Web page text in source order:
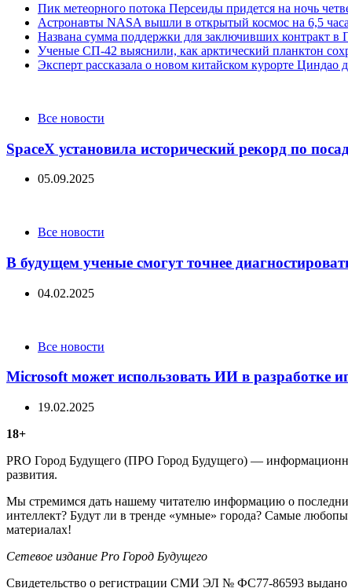
Пик метеорного потока Персеиды придется на ночь
Астронавты NASA вышли в открытый космос на 6,5
Названа сумма поддержки для заключивших контракт в
Ученые СП-42 выяснили, как арктический планктон
Эксперт рассказала о новом китайском курорте Циндао
CategoriesВсе новости
SpaceX установила исторический рекорд по
05.09.2025
CategoriesВсе новости
В будущем ученые смогут точнее
04.02.2025
CategoriesВсе новости
Microsoft может использовать ИИ в разработке
19.02.2025
18+
PRO Город Будущего (ПРО Город Будущего) —
развития.
Мы стремимся дать нашему читателю информацию о
интеллект? Будут ли в тренде «умные» города? Самые
материалах!
Сетевое издание Рrо Город Будущего
Свидетельство о регистрации СМИ ЭЛ № ФС77-86593 выдано